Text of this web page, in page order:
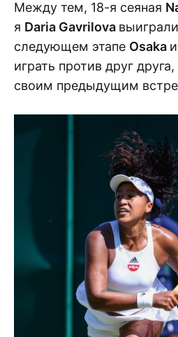
Между тем, 18-я сеяная
я Daria Gavrilova
следующем этапе Osaka и
играть против друг
своим предыдущим